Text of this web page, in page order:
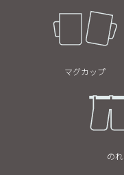
マグカップ
の